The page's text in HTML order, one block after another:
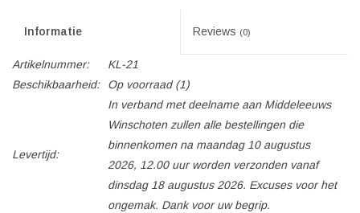
Informatie Reviews (0)
Artikelnummer:
KL-21
Beschikbaarheid:
Op voorraad(1)
Levertijd:
In verband met deelname aan Middeleeuws
Winschoten zullen alle bestellingen die
binnenkomen na maandag 10 augustus
2026, 12.00 uur worden verzonden vanaf
dinsdag 18 augustus 2026. Excuses voor het
ongemak. Dank voor uw begrip.